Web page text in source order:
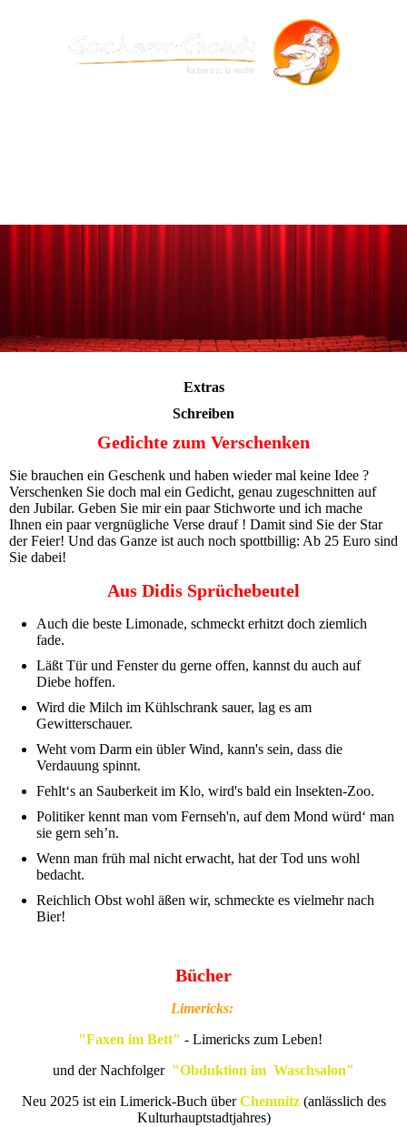
Extras
Schreiben
Gedichte zum Verschenken
Sie brauchen ein Geschenk und haben wieder mal keine Idee ?
Verschenken Sie doch mal ein Gedicht, genau zugeschnitten auf
den Jubilar. Geben Sie mir ein paar Stichworte und ich mache
Ihnen ein paar vergnügliche Verse drauf ! Damit sind Sie der Star
der Feier! Und das Ganze ist auch noch spottbillig: Ab 25 Euro sind
Sie dabei!
Aus Didis Sprüchebeutel
Auch die beste Limonade, schmeckt erhitzt doch ziemlich
fade.
Läßt Tür und Fenster du gerne offen, kannst du auch auf
Diebe hoffen.
Wird die Milch im Kühlschrank sauer, lag es am
Gewitterschauer.
Weht vom Darm ein übler Wind, kann's sein, dass die
Verdauung spinnt.
Fehlt‘s an Sauberkeit im Klo, wird's bald ein lnsekten-Zoo.
Politiker kennt man vom Fernseh'n, auf dem Mond würd‘ man
sie gern seh’n.
Wenn man früh mal nicht erwacht, hat der Tod uns wohl
bedacht.
Reichlich Obst wohl äßen wir, schmeckte es vielmehr nach
Bier!
Bücher
Limericks:
"Faxen im Bett" - Limericks zum Leben!
und der Nachfolger "Obduktion im Waschsalon"
Neu 2025 ist ein Limerick-Buch überChemnitz (anlässlich des
Kulturhauptstadtjahres)